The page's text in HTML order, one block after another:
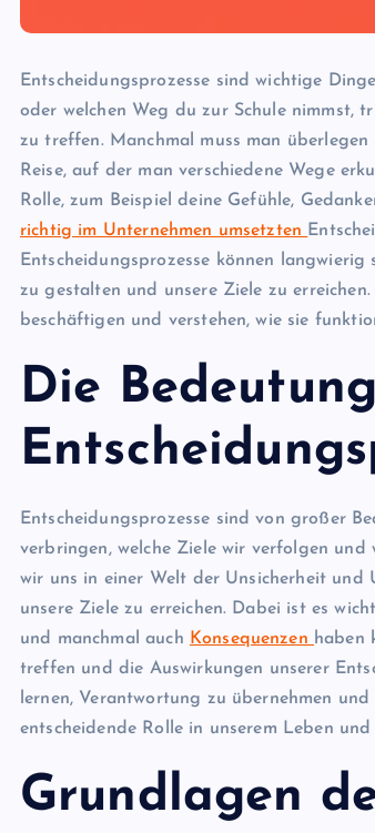
Entscheidungsprozesse sind wichtige
oder welchen Weg du zur Schule nimmst,
zu treffen. Manchmal muss man
Reise, auf der man verschiedene Wege
Rolle, zum Beispiel deine Gefühle,
richtig im Unternehmen umsetzten
Entscheidungsprozesse können
zu gestalten und unsere Ziele zu
beschäftigen und verstehen, wie sie
Die
Entscheidungsprozesse sind von großer
verbringen, welche Ziele wir verfolgen und
wir uns in einer Welt der Unsicherheit und
unsere Ziele zu erreichen. Dabei ist es
und manchmal auch Konsequenzen haben
treffen und die Auswirkungen unserer
lernen, Verantwortung zu übernehmen
entscheidende Rolle in unserem Leben
Grundlagen